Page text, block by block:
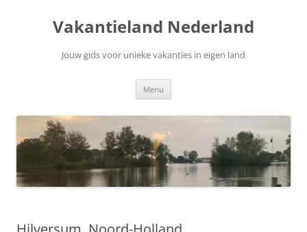
Vakantieland Nederland
Jouw gids voor unieke vakanties in eigen land
Menu